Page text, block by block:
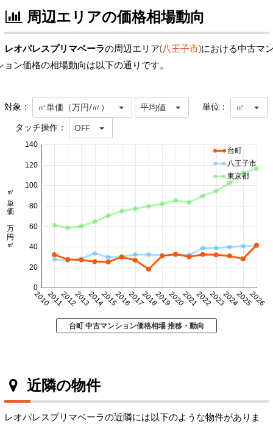
周辺エリアの価格相場動向
レオパレスプリマベーラの周辺エリア(八王子市)における中古マ
ョン価格の相場動向は以下の通りです。
対象： ㎡単価（万円/㎡） 平均値 単位： ㎡
タッチ操作： OFF
20102011201220132014201520162017201820192020202120222023202420252026
0
20
40
60
80
100
120
140
㎡単価 万円/㎡
台町
八王子市
東京都
台町 中古マンション価格相場 推移・動向
近隣の物件
レオパレスプリマベーラの近隣には以下のような物件がありま